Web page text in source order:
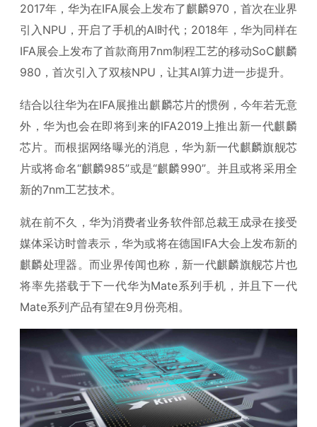
2017年，华为在IFA展会上发布了麒麟970，首次在业界
引入NPU，开启了手机的AI时代；2018年，华为同样在
IFA展会上发布了首款商用7nm制程工艺的移动SoC麒麟
980，首次引入了双核NPU，让其AI算力进一步提升。
结合以往华为在IFA展推出麒麟芯片的惯例，今年若无意
外，华为也会在即将到来的IFA2019上推出新一代麒麟
芯片。而根据网络曝光的消息，华为新一代麒麟旗舰芯
片或将命名“麒麟985”或是“麒麟990”。并且或将采用全
新的7nm工艺技术。
就在前不久，华为消费者业务软件部总裁王成录在接受
媒体采访时曾表示，华为或将在德国IFA大会上发布新的
麒麟处理器。而业界传闻也称，新一代麒麟旗舰芯片也
将率先搭载于下一代华为Mate系列手机，并且下一代
Mate系列产品有望在9月份亮相。